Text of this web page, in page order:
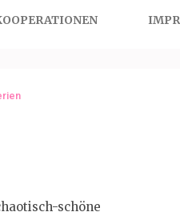
schöne